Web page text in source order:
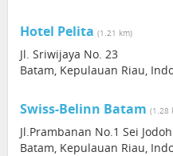
Hotel Pelita (1.21 km)
Jl. Sriwijaya No. 23
Batam, Kepulauan Riau,
Swiss-Belinn Batam (1.28
Jl.Prambanan No.1 Sei
Batam, Kepulauan Riau,